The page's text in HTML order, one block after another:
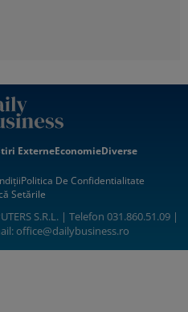
ExterneEconomieDiverse
Politica De Confidentialitate
Setările
S.R.L. | Telefon 031.860.51.09 |
office@dailybusiness.ro